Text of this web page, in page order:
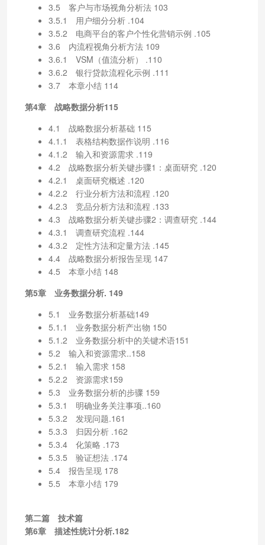
3.5 客户与市场视角分析法 103
3.5.1 用户细分分析 .104
3.5.2 电商平台的客户个性化营销示例 .105
3.6 内流程视角分析方法 109
3.6.1 VSM（值流分析） .110
3.6.2 银行贷款流程化示例 .111
3.7 本章小结 114
第4章 战略数据分析115
4.1 战略数据分析基础 115
4.1.1 表格结构数据作说明 .116
4.1.2 输入和资源需求 .119
4.2 战略数据分析关键步骤1：桌面研究 .120
4.2.1 桌面研究概述 .120
4.2.2 行业分析方法和流程 .120
4.2.3 竞品分析方法和流程 .133
4.3 战略数据分析关键步骤2：调查研究 .144
4.3.1 调查研究流程 .144
4.3.2 定性方法和定量方法 .145
4.4 战略数据分析报告呈现 147
4.5 本章小结 148
第5章 业务数据分析. 149
5.1 业务数据分析基础149
5.1.1 业务数据分析产出物 150
5.1.2 业务数据分析中的关键术语151
5.2 输入和资源需求..158
5.2.1 输入需求 158
5.2.2 资源需求159
5.3 业务数据分析的步骤 159
5.3.1 明确业务关注事项..160
5.3.2 发现问题.161
5.3.3 归因分析 .162
5.3.4 化策略 .173
5.3.5 验证想法 .174
5.4 报告呈现 178
5.5 本章小结 179
第二篇 技术篇
第6章 描述性统计分析.182